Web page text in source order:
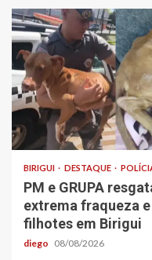
BIRIGUI DESTAQUE
PM e GRUPA
extrema fraqueza
filhotes em Birigui
diego 08/08/2026